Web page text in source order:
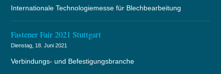
Internationale Technologiemesse für Blechbearbeitung
Fastener Fair 2021 Stuttgart
Dienstag, 18. Juni 2021
Verbindungs- und Befestigungsbranche